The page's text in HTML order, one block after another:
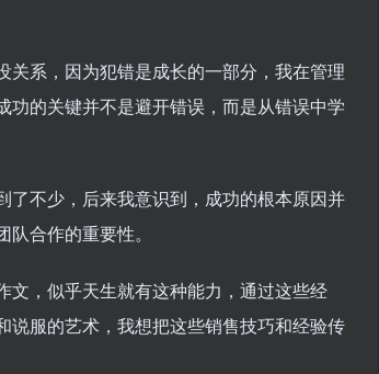
系，因为犯错是成长的一部分，我在管理
的关键并不是避开错误，而是从错误中学
不少，后来我意识到，成功的根本原因并
合作的重要性。
文，似乎天生就有这种能力，通过这些经
说服的艺术，我想把这些销售技巧和经验传